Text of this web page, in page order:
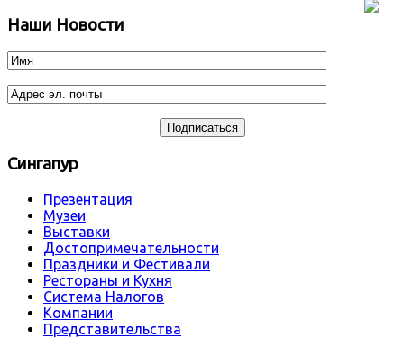
Наши Новости
Сингапур
Презентация
Музеи
Выставки
Достопримечательности
Праздники и Фестивали
Рестораны и Кухня
Система Налогов
Компании
Представительства